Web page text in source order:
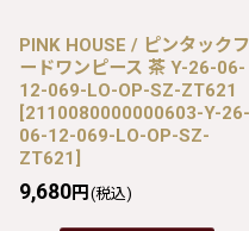
PINK HOUSE / ピンタックフ
ードワンピース 茶 Y-26-06-
12-069-LO-OP-SZ-ZT621
[2110080000000603-Y-26-
06-12-069-LO-OP-SZ-
ZT621 ]
9,680円 (税込)